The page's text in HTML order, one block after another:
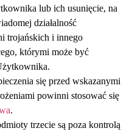
lub ich usunięcie, na
działalność
trojańskich i innego
którymi może być
się przed wskazanymi
powinni stosować się
.
trzecie są poza kontrolą